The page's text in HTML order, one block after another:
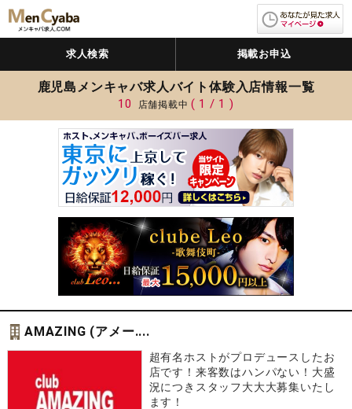
求人検索 掲載お申込
鹿児島メンキャバ求人バイト体験入店情報一覧
10 店舗掲載中 ( 1 / 1 )
AMAZING (アメー....
超有名ホストがプロデュースしたお
店です！来客数はハンパない！大盛
況につきスタッフ大大大募集いたし
ます！